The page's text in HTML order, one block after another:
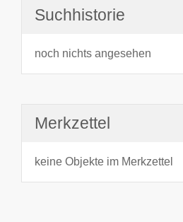
Suchhistorie
noch nichts angesehen
Merkzettel
keine Objekte im Merkzettel